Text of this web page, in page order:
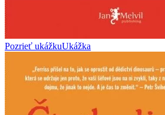
Pozrieť ukážkuUkážka